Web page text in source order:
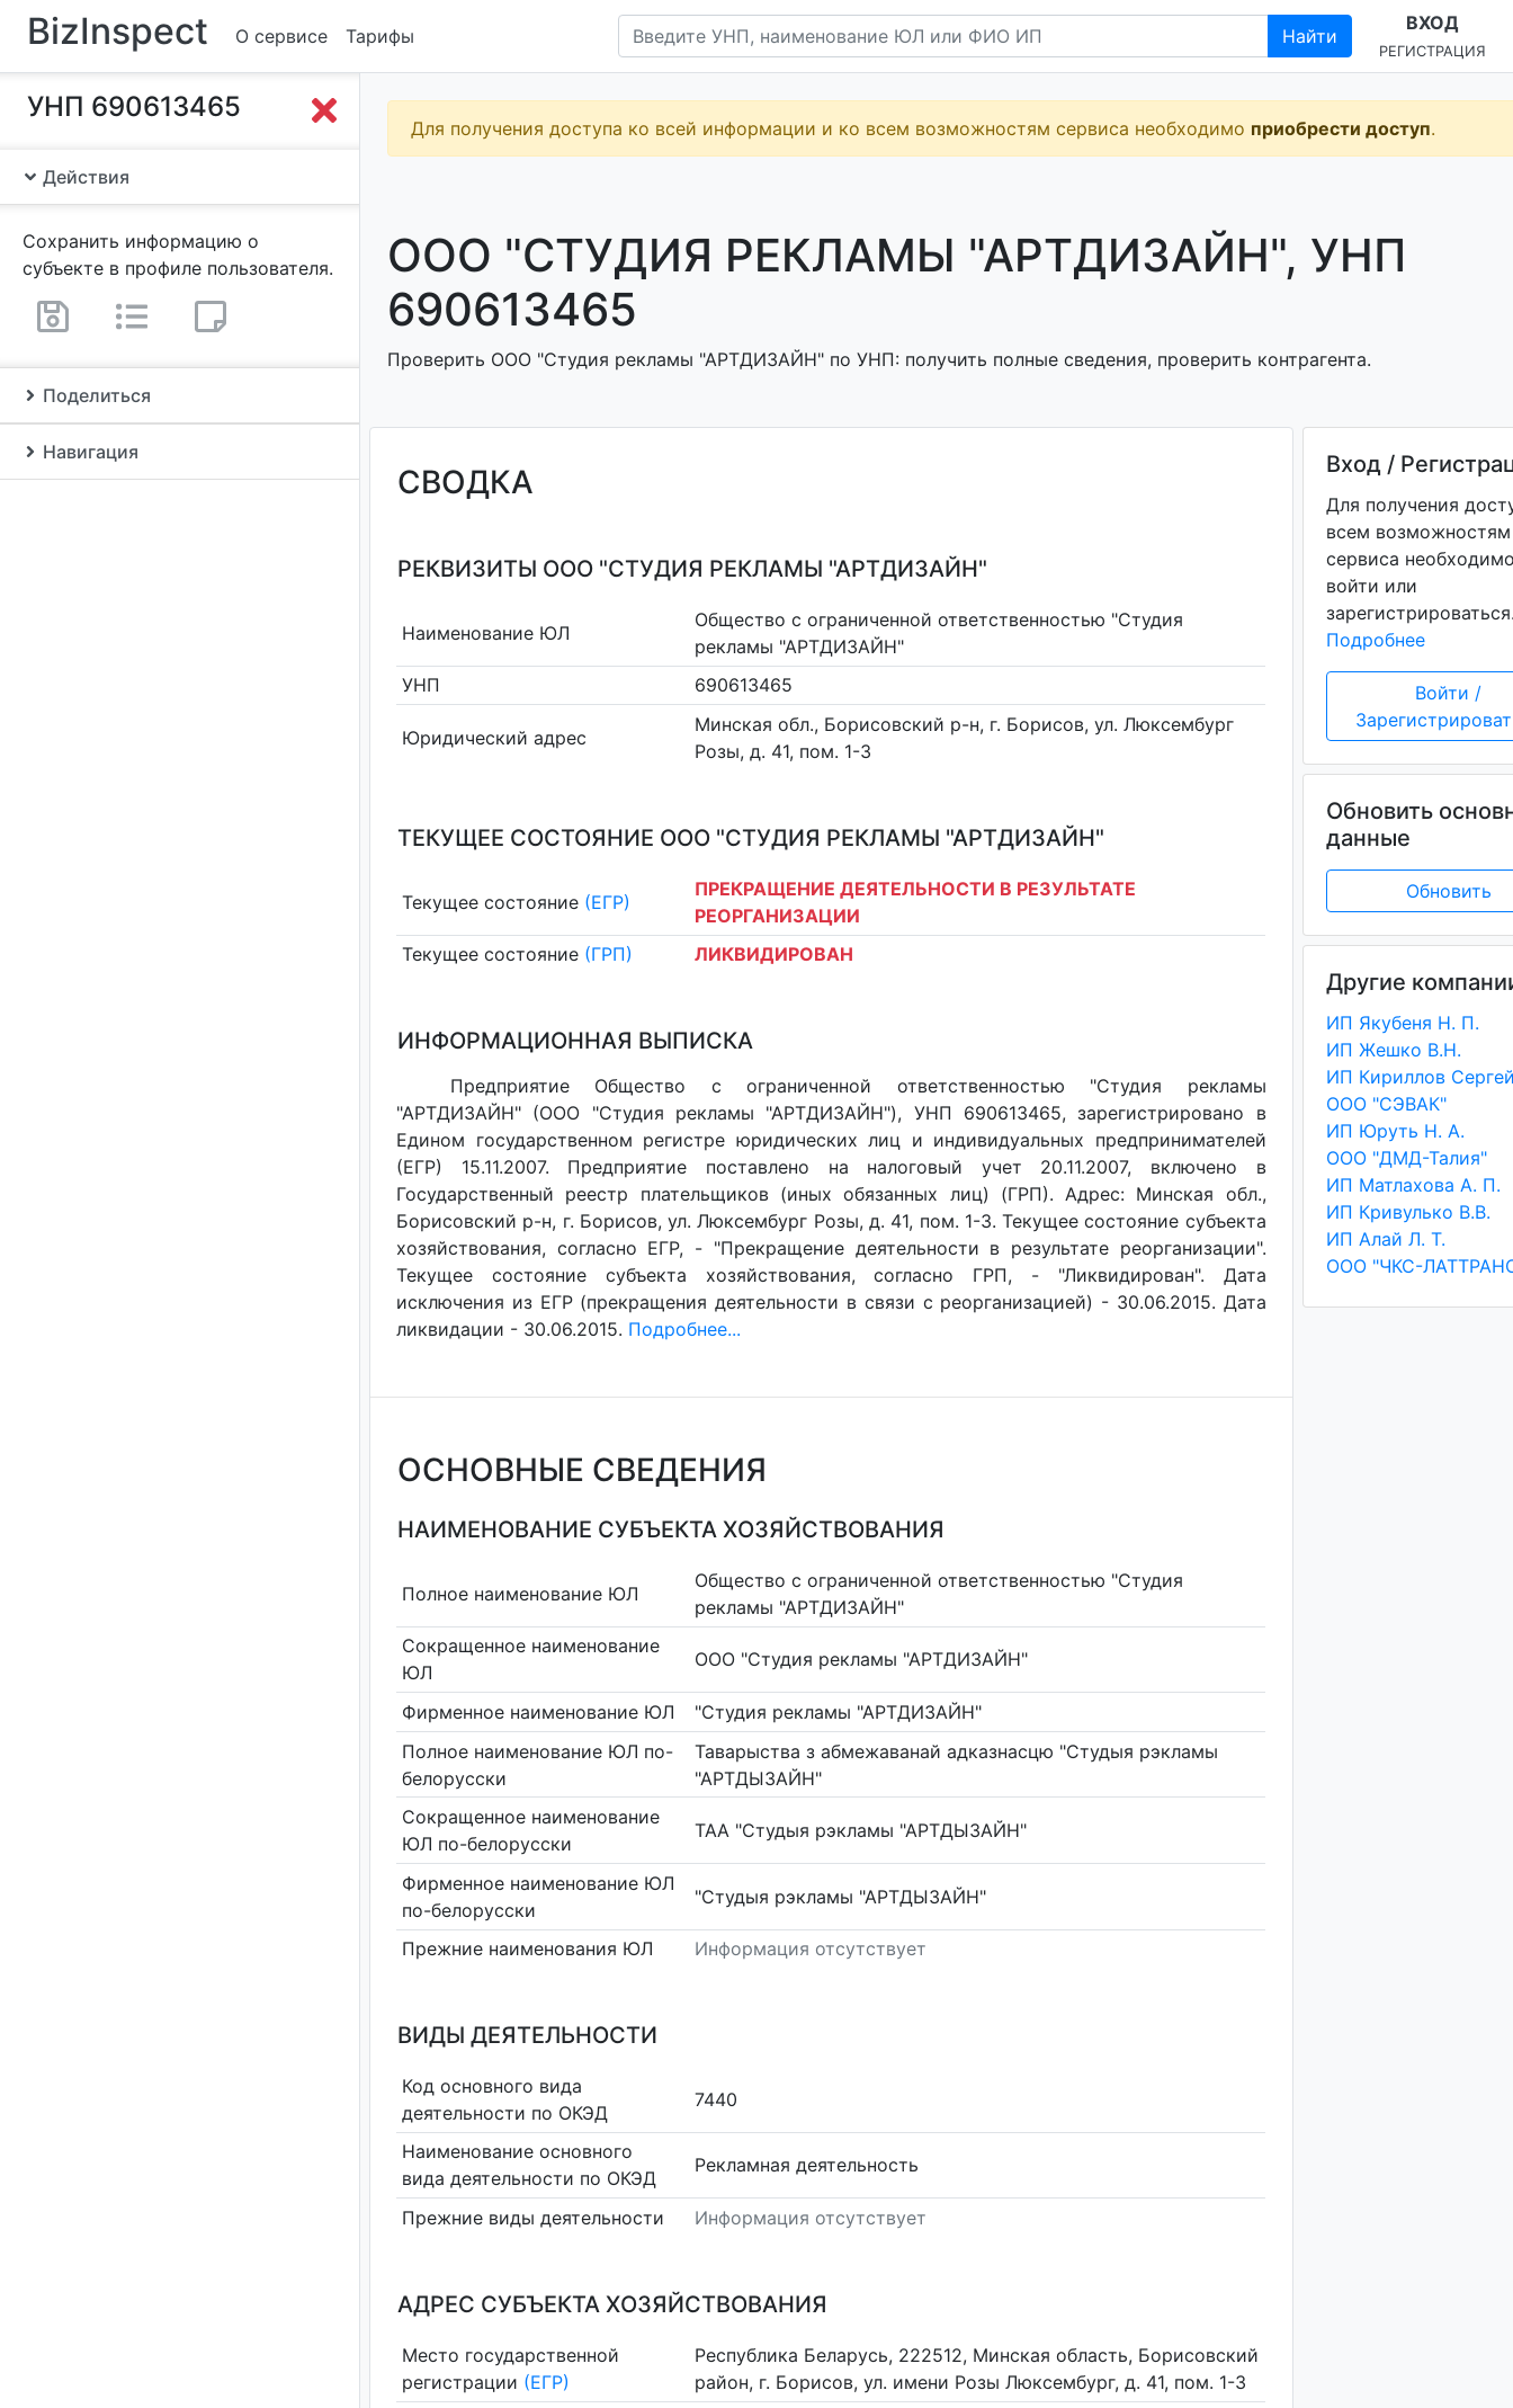
BizInspect О сервисе Тарифы Найти
ВХОД
РЕГИСТРАЦИЯ
УНП 690613465
Действия
Сохранить информацию о
субъекте в профиле пользователя.
Поделиться
Навигация
Для получения доступа ко всей информации и ко всем возможностям сервиса необходимо приобрести доступ.
ООО "СТУДИЯ РЕКЛАМЫ "АРТДИЗАЙН", УНП
690613465
Проверить ООО "Студия рекламы "АРТДИЗАЙН" по УНП: получить полные сведения, проверить контрагента.
СВОДКА
РЕКВИЗИТЫ ООО "СТУДИЯ РЕКЛАМЫ "АРТДИЗАЙН"
Наименование ЮЛ
Общество с ограниченной ответственностью "Студия
рекламы "АРТДИЗАЙН"
УНП
690613465
Юридический адрес
Минская обл., Борисовский р-н, г. Борисов, ул. Люксембург
Розы, д. 41, пом. 1-3
ТЕКУЩЕЕ СОСТОЯНИЕ ООО "СТУДИЯ РЕКЛАМЫ "АРТДИЗАЙН"
Текущее состояние (ЕГР)
ПРЕКРАЩЕНИЕ ДЕЯТЕЛЬНОСТИ В РЕЗУЛЬТАТЕ
РЕОРГАНИЗАЦИИ
Текущее состояние (ГРП) ЛИКВИДИРОВАН
ИНФОРМАЦИОННАЯ ВЫПИСКА
Предприятие Общество с ограниченной ответственностью "Студия рекламы
"АРТДИЗАЙН" (ООО "Студия рекламы "АРТДИЗАЙН"), УНП 690613465, зарегистрировано в
Едином государственном регистре юридических лиц и индивидуальных предпринимателей
(ЕГР) 15.11.2007. Предприятие поставлено на налоговый учет 20.11.2007, включено в
Государственный реестр плательщиков (иных обязанных лиц) (ГРП). Адрес: Минская обл.,
Борисовский р-н, г. Борисов, ул. Люксембург Розы, д. 41, пом. 1-3. Текущее состояние субъекта
хозяйствования, согласно ЕГР, - "Прекращение деятельности в результате реорганизации".
Текущее состояние субъекта хозяйствования, согласно ГРП, - "Ликвидирован". Дата
исключения из ЕГР (прекращения деятельности в связи с реорганизацией) - 30.06.2015. Дата
ликвидации - 30.06.2015. Подробнее...
ОСНОВНЫЕ СВЕДЕНИЯ
НАИМЕНОВАНИЕ СУБЪЕКТА ХОЗЯЙСТВОВАНИЯ
Полное наименование ЮЛ
Общество с ограниченной ответственностью "Студия
рекламы "АРТДИЗАЙН"
Сокращенное наименование
ЮЛ
ООО "Студия рекламы "АРТДИЗАЙН"
Фирменное наименование ЮЛ
"Студия рекламы "АРТДИЗАЙН"
Полное наименование ЮЛ по-
белорусски
Таварыства з абмежаванай адказнасцю "Студыя рэкламы
"АРТДЫЗАЙН"
Сокращенное наименование
ЮЛ по-белорусски
ТАА "Студыя рэкламы "АРТДЫЗАЙН"
Фирменное наименование ЮЛ
по-белорусски
"Студыя рэкламы "АРТДЫЗАЙН"
Прежние наименования ЮЛ Информация отсутствует
ВИДЫ ДЕЯТЕЛЬНОСТИ
Код основного вида
деятельности по ОКЭД
7440
Наименование основного
вида деятельности по ОКЭД
Рекламная деятельность
Прежние виды деятельности Информация отсутствует
АДРЕС СУБЪЕКТА ХОЗЯЙСТВОВАНИЯ
Место государственной
регистрации (ЕГР)
Республика Беларусь, 222512, Минская область, Борисовский
район, г. Борисов, ул. имени Розы Люксембург, д. 41, пом. 1-3
Вход /
Для получения
всем возможностям
сервиса
войти или
Подробнее
Войти /
Обновить
данные
Обновить
Другие
ИП Якубеня Н. П.
ИП Жешко В.Н.
ООО "СЭВАК"
ИП Юруть Н. А.
ООО "ДМД-Талия"
ИП Матлахова А. П.
ИП Кривулько В.В.
ИП Алай Л. Т.
ООО "ЧКС-